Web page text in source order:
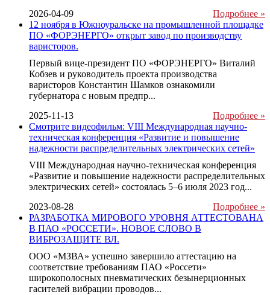
2026-04-09
Подробнее »
12 ноября в Южноуральске на промышленной площадке
ПО «ФОРЭНЕРГО» открыт завод по производству
варисторов.
Первый вице-президент ПО «ФОРЭНЕРГО» Виталий
Кобзев и руководитель проекта производства
варисторов Константин Шамков ознакомили
губернатора с новым предпр...
2025-11-13
Подробнее »
Смотрите видеофильм: VIII Международная научно-
техническая конференция «Развитие и повышение
надежности распределительных электрических сетей»
VIII Международная научно-техническая конференция
«Развитие и повышение надежности распределительных
электрических сетей» состоялась 5–6 июля 2023 год...
2023-08-28
Подробнее »
РАЗРАБОТКА МИРОВОГО УРОВНЯ АТТЕСТОВАНА
В ПАО «РОССЕТИ». НОВОЕ СЛОВО В
ВИБРОЗАЩИТЕ ВЛ.
ООО «МЗВА» успешно завершило аттестацию на
соответствие требованиям ПАО «Россети»
широкополосных пневматических безынерционных
гасителей вибрации проводов...